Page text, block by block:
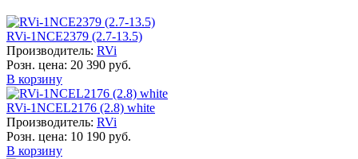
RVi-1NCE2379 (2.7-13.5)
Производитель: RVi
Розн. цена: 20 390 руб.
В корзину
RVi-1NCEL2176 (2.8) white
Производитель: RVi
Розн. цена: 10 190 руб.
В корзину